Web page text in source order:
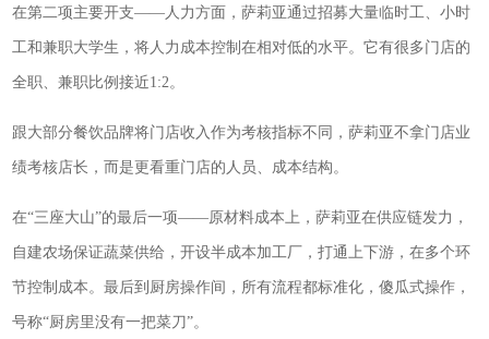
在第二项主要开支——人力方面，萨莉亚通过招募大量临时工、小时
工和兼职大学生，将人力成本控制在相对低的水平。它有很多门店的
全职、兼职比例接近1:2。
跟大部分餐饮品牌将门店收入作为考核指标不同，萨莉亚不拿门店业
绩考核店长，而是更看重门店的人员、成本结构。
在“三座大山”的最后一项——原材料成本上，萨莉亚在供应链发力，
自建农场保证蔬菜供给，开设半成本加工厂，打通上下游，在多个环
节控制成本。最后到厨房操作间，所有流程都标准化，傻瓜式操作，
号称“厨房里没有一把菜刀”。